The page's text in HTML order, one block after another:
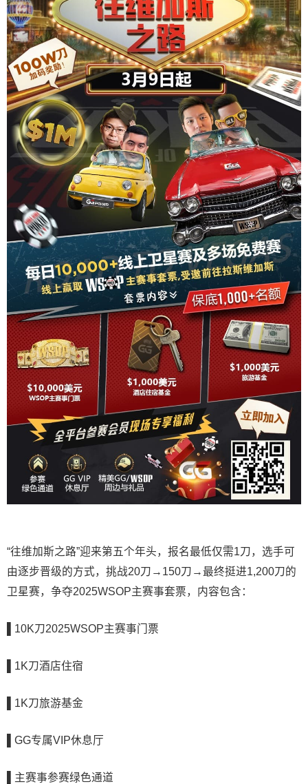
“往维加斯之路”迎来第五个年头，报名最低仅需1刀，选手可
由逐步晋级的方式，挑战20刀→150刀→最终挺进1,200刀的
卫星赛，争夺2025WSOP主赛事套票，内容包含：
10K刀2025WSOP主赛事门票
▌1K刀酒店住宿
▌1K刀旅游基金
▌GG专属VIP休息厅
▌主赛事参赛绿色通道